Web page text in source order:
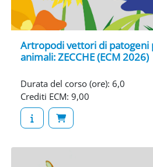
Artropodi vettori di patogeni
animali: ZECCHE (ECM 2026)
Durata del corso (ore): 6,0
Crediti ECM: 9,00